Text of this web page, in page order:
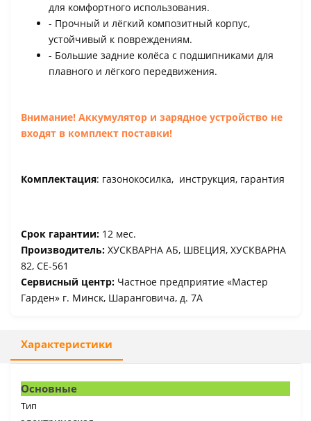
для комфортного использования.
- Прочный и лёгкий композитный корпус,
устойчивый к повреждениям.
- Большие задние колёса с подшипниками для
плавного и лёгкого передвижения.
Внимание! Аккумулятор и зарядное устройство не
входят в комплект поставки!
Комплектация: газонокосилка, инструкция, гарантия
Срок гарантии: 12 мес.
Производитель: ХУСКВАРНА АБ, ШВЕЦИЯ, ХУСКВАРНА
82, СЕ-561
Сервисный центр: Частное предприятие «Мастер
Гарден» г. Минск, Шаранговича, д. 7А
Характеристики
Основные
Тип